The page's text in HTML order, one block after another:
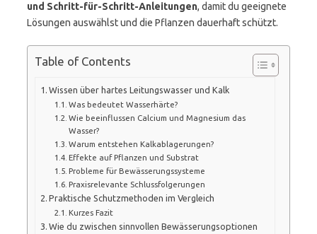
und Schritt-für-Schritt-Anleitungen, damit du geeignete
Lösungen auswählst und die Pflanzen dauerhaft schützt.
Table of Contents
Wissen über hartes Leitungswasser und Kalk
Was bedeutet Wasserhärte?
Wie beeinflussen Calcium und Magnesium das
Wasser?
Warum entstehen Kalkablagerungen?
Effekte auf Pflanzen und Substrat
Probleme für Bewässerungssysteme
Praxisrelevante Schlussfolgerungen
Praktische Schutzmethoden im Vergleich
Kurzes Fazit
Wie du zwischen sinnvollen Bewässerungsoptionen